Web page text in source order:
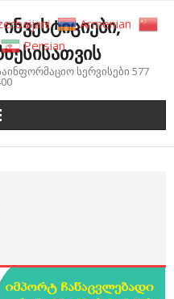
სერვისები 577
Armenian
Persian